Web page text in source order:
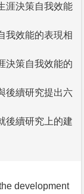
涯決策自我效能
我效能的表現相
決策自我效能的
後續研究提出六
後續研究上的建
development